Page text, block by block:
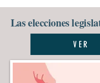
Las elecciones
VER